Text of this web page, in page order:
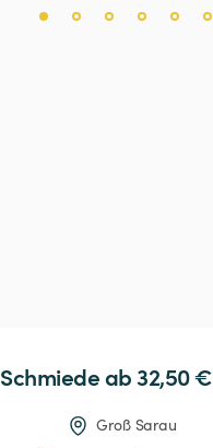
Schmiede ab 32,50 €
Groß Sarau